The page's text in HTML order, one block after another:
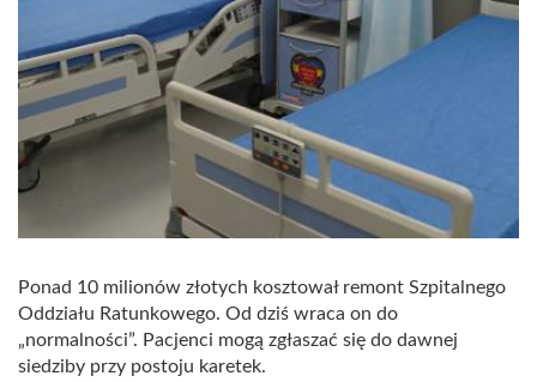
Ponad 10 milionów złotych kosztował remont Szpitalnego
Oddziału Ratunkowego. Od dziś wraca on do
„normalności”. Pacjenci mogą zgłaszać się do dawnej
siedziby przy postoju karetek.